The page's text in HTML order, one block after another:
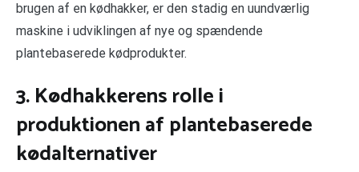
brugen af en kødhakker, er den stadig en uundværlig
maskine i udviklingen af nye og spændende
plantebaserede kødprodukter.
3. Kødhakkerens rolle i
produktionen af plantebaserede
kødalternativer